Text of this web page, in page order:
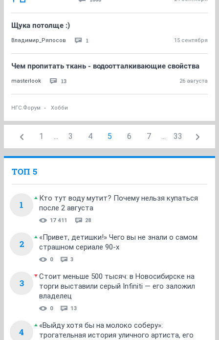
Щука потолще :)
Владимир_Ряпосов 1 15 сентября
Чем пропитать ткань - водоотталкивающие свойства
masterlook 13 26 августа
НГС.Форум Хобби
1 ... 3 4 5 6 7 ... 33
ТОП 5
1
Кто тут воду мутит? Почему нельзя купаться
после 2 августа
17 411 28
2
«Привет, детишки!» Чего вы не знали о самом
страшном сериале 90-х
0 3
3
Стоит меньше 500 тысяч: в Новосибирске на
торги выставили серый Infiniti — его заложил
владелец
0 13
4
«Выйду хотя бы на молоко соберу»:
трогательная история уличного артиста, его